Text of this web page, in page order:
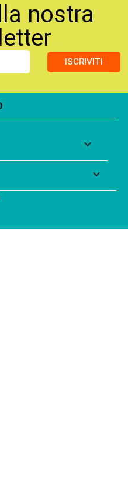
nostra
ISCRIVITI

